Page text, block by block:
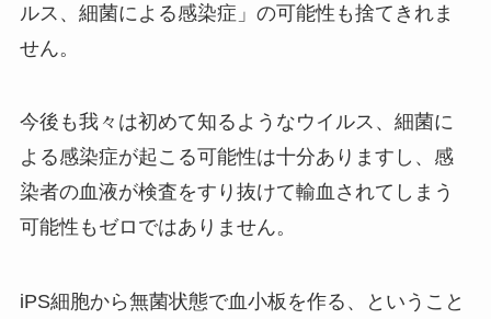
ルス、細菌による感染症」の可能性も捨てきれま
せん。
今後も我々は初めて知るようなウイルス、細菌に
よる感染症が起こる可能性は十分ありますし、感
染者の血液が検査をすり抜けて輸血されてしまう
可能性もゼロではありません。
iPS細胞から無菌状態で血小板を作る、ということ